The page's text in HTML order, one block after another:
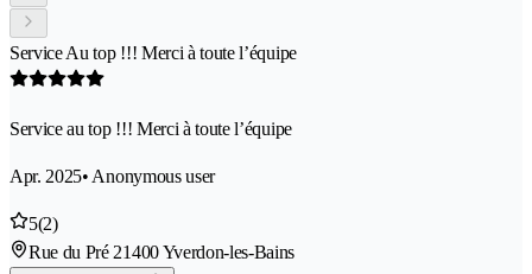
Service Au top !!! Merci à toute l’équipe
Service au top !!! Merci à toute l’équipe
Apr. 2025• Anonymous user
5(2)
Rue du Pré 21400 Yverdon-les-Bains